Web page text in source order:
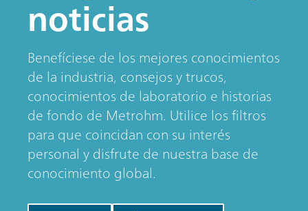
noticias
Benefíciese de los mejores conocimientos
de la industria, consejos y trucos,
conocimientos de laboratorio e historias
de fondo de Metrohm. Utilice los filtros
para que coincidan con su interés
personal y disfrute de nuestra base de
conocimiento global.